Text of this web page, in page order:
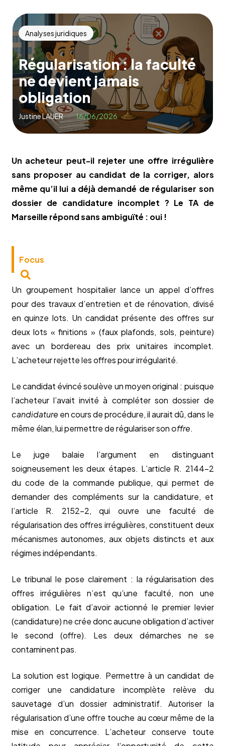
Analyses juridiques
Régularisation : la faculté
ne devient jamais
obligation
Justine LAUER 16/06/2026
Un acheteur peut-il rejeter une offre irrégulière
sans proposer au candidat de la corriger, alors
même qu’il lui a déjà demandé de régulariser son
dossier de candidature incomplet ? Le TA de
Marseille répond sans ambiguïté : oui !
Focus
Un groupement hospitalier lance un appel d’offres
pour des travaux d’entretien et de rénovation, divisé
en quinze lots. Un candidat présente des offres sur
deux lots « finitions » (faux plafonds, sols, peinture)
avec un bordereau des prix unitaires incomplet.
L’acheteur rejette les offres pour irrégularité.
Le candidat évincé soulève un moyen original : puisque
l’acheteur l’avait invité à compléter son dossier de
candidature en cours de procédure, il aurait dû, dans le
même élan, lui permettre de régulariser son offre.
Le juge balaie l’argument en distinguant
soigneusement les deux étapes. L’article R. 2144-2
du code de la commande publique, qui permet de
demander des compléments sur la candidature, et
l’article R. 2152-2, qui ouvre une faculté de
régularisation des offres irrégulières, constituent deux
mécanismes autonomes, aux objets distincts et aux
régimes indépendants.
Le tribunal le pose clairement : la régularisation des
offres irrégulières n’est qu’une faculté, non une
obligation. Le fait d’avoir actionné le premier levier
(candidature) ne crée donc aucune obligation d’activer
le second (offre). Les deux démarches ne se
contaminent pas.
La solution est logique. Permettre à un candidat de
corriger une candidature incomplète relève du
sauvetage d’un dossier administratif. Autoriser la
régularisation d’une offre touche au cœur même de la
mise en concurrence. L’acheteur conserve toute